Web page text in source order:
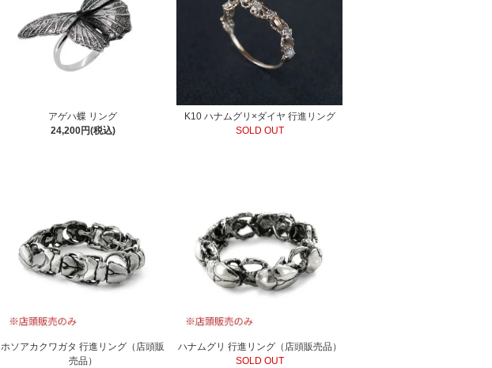
アゲハ蝶 リング
24,200円(税込)
K10 ハナムグリ×ダイヤ 行進リング
SOLD OUT
ホソアカクワガタ 行進リング（店頭販
売品）
ハナムグリ 行進リング（店頭販売品）
SOLD OUT